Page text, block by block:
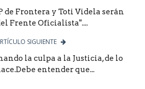
de Frontera y Toti Videla serán
Frente Oficialista"....
SIGUIENTE
la culpa a la Justicia, de lo
entender que...